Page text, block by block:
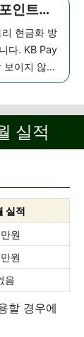
인트리
운 방
현금화 방
다. KB Pay
보이지 않아
않습니다. 이
로 알아보도
민카드 포
실적
실적
원
원
음
할 경우에